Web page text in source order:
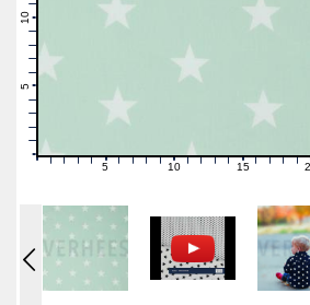
11
0 1 2 3 4 6 7 89 11121314 16171819